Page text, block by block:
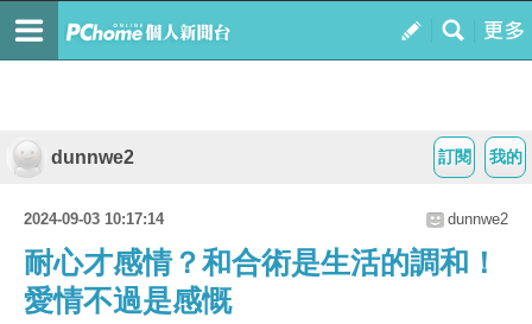
我的
訂閱
dunnwe2
2024-09-03 10:17:14 dunnwe2
耐心才感情？和合術是生活的調和！
愛情不過是感慨